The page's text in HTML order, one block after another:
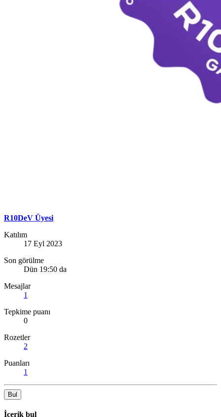
R10DeV Üyesi
Katılım
17 Eyl 2023
Son görülme
Dün 19:50 da
Mesajlar
1
Tepkime puanı
0
Rozetler
2
Puanları
1
Bul
İçerik bul